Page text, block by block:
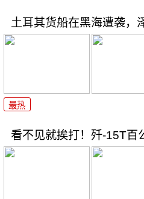
土耳其货船在黑海遭袭，
最热
看不见就挨打！歼-15T百